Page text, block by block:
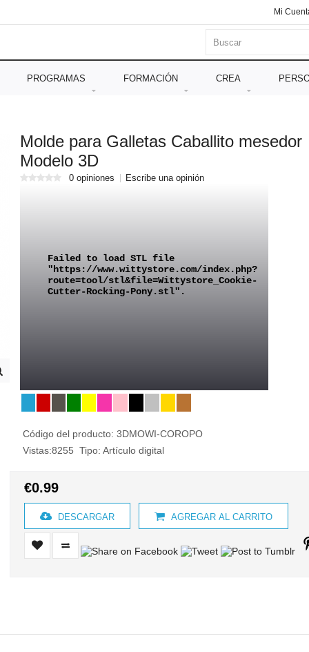
Mi
PROGRAMAS FORMACIÓN CREA
Molde para Galletas Caballito mesedor
Modelo 3D
0 opiniones Escribe una opinión
Código del producto: 3DMOWI-COROPO
Vistas:8255 Tipo: Artículo digital
€0.99
DESCARGAR AGREGAR AL CARRITO
Failed to load STL file
"https://www.wittystore.com/index.php?
route=tool/stl&file=Wittystore_Cookie-
Cutter-Rocking-Pony.stl".